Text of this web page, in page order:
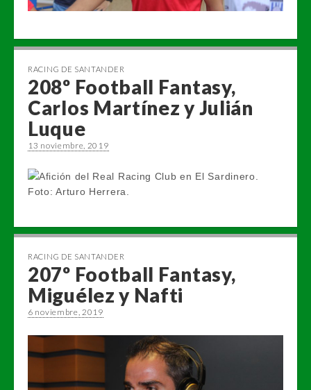
RACING DE SANTANDER
208º Football Fantasy,
Carlos Martínez y Julián
Luque
13 noviembre, 2019
RACING DE SANTANDER
207º Football Fantasy,
Miguélez y Nafti
6 noviembre, 2019